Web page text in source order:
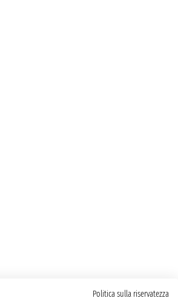
Politica sulla riservatezza